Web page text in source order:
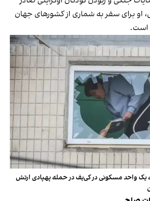
او برای سفر به شماری از کشورهای جهان
است.
واحد مسکونی در کی‌یف در حمله پهپادی ارتش